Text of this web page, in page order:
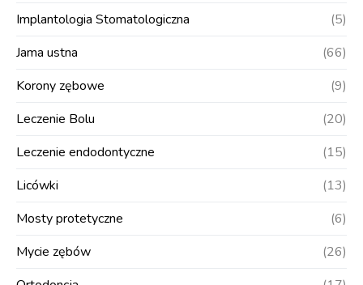
Implantologia Stomatologiczna
(5)
Jama ustna
(66)
Korony zębowe
(9)
Leczenie Bolu
(20)
Leczenie endodontyczne
(15)
Licówki
(13)
Mosty protetyczne
(6)
Mycie zębów
(26)